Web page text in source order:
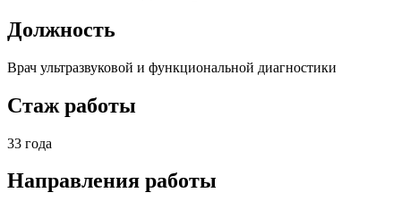
Должность
Врач ультразвуковой и функциональной диагностики
Стаж работы
33 года
Направления работы